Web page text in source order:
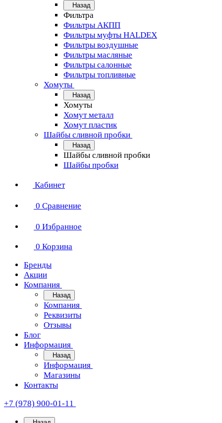
Назад
Фильтра
Фильтры АКПП
Фильтры муфты HALDEX
Фильтры воздушные
Фильтры масляные
Фильтры салонные
Фильтры топливные
Хомуты
Назад
Хомуты
Хомут металл
Хомут пластик
Шайбы сливной пробки
Назад
Шайбы сливной пробки
Шайбы пробки
Кабинет
0 Сравнение
0 Избранное
0 Корзина
Бренды
Акции
Компания
Назад
Компания
Реквизиты
Отзывы
Блог
Информация
Назад
Информация
Магазины
Контакты
+7 (978) 900-01-11